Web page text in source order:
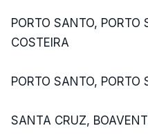
PORTO SANTO, PORTO
COSTEIRA
PORTO SANTO, PORTO
SANTA CRUZ,